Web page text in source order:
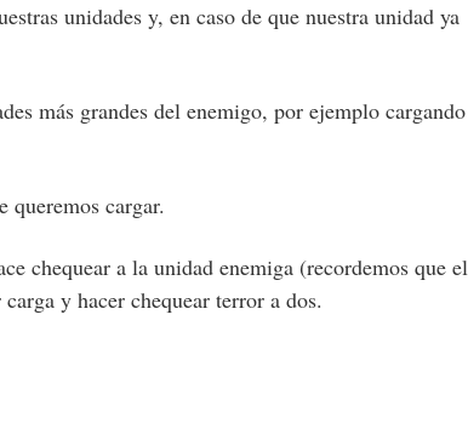
unidades y, en caso de que nuestra unidad ya
más grandes del enemigo, por ejemplo
queremos cargar.
chequear a la unidad enemiga (recordemos que el
y hacer chequear terror a dos.